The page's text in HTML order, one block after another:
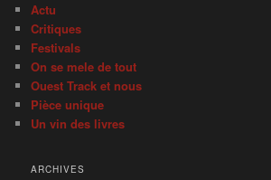
Actu
Critiques
Festivals
On se mele de tout
Ouest Track et nous
Pièce unique
Un vin des livres
ARCHIVES